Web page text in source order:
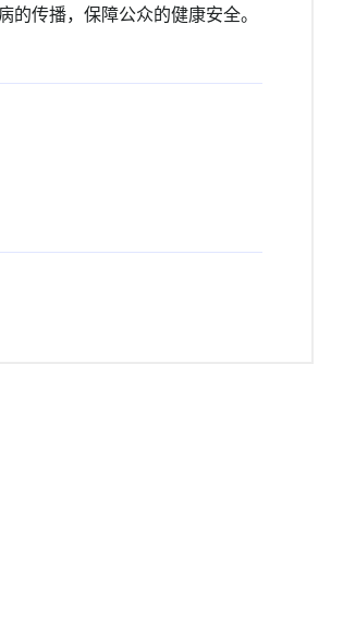
传播，保障公众的健康安全。